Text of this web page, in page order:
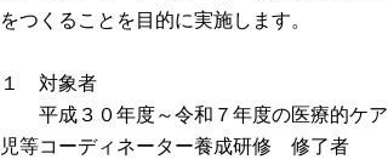
をつくることを目的に実施します。
１ 対象者
平成３０年度～令和７年度の医療的ケア
児等コーディネーター養成研修 修了者